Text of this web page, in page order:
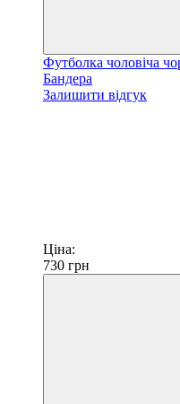
Футболка чоловіча
Бандера
Залишити відгук
Ціна:
730 грн